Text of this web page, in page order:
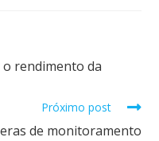
rendimento da
Próximo post
de monitoramento